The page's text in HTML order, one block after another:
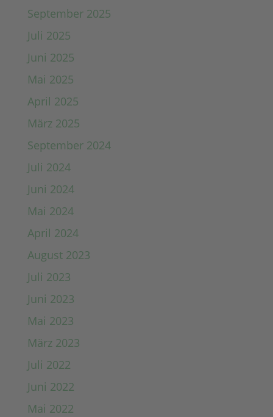
September 2025
Juli 2025
Juni 2025
Mai 2025
April 2025
März 2025
September 2024
Juli 2024
Juni 2024
Mai 2024
April 2024
August 2023
Juli 2023
Juni 2023
Mai 2023
März 2023
Juli 2022
Juni 2022
Mai 2022